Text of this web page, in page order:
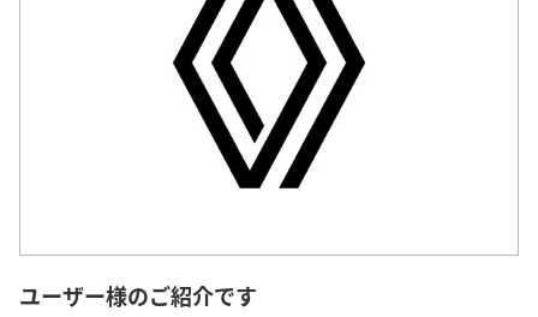
ユーザー様のご紹介です